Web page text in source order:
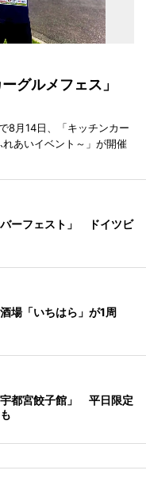
ーグルメフェス」
8月14日、「キッチンカー
あいイベント～」が開催
ーフェスト」 ドイツビ
場「いちはら」が1周
都宮餃子館」 平日限定